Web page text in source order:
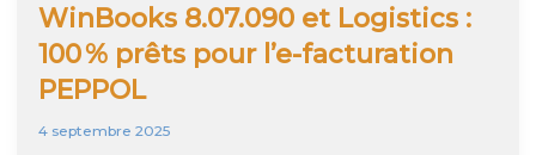
WinBooks 8.07.090 et Logistics :
100 % prêts pour l’e-facturation
PEPPOL
4 septembre 2025